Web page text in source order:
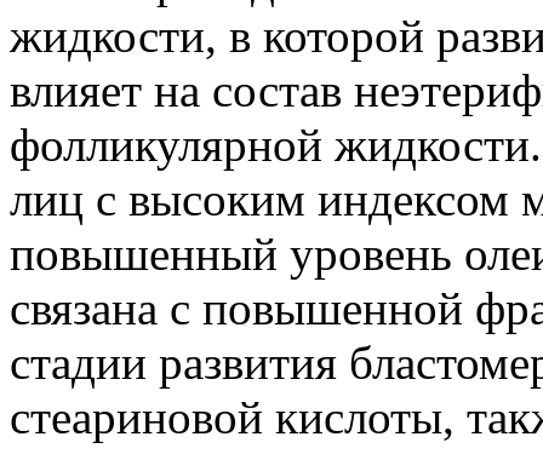
жидкости, в которой
влияет на состав
фолликулярной
лиц с высоким индексом
повышенный уровень
связана с повышенной
стадии развития
стеариновой кислоты,